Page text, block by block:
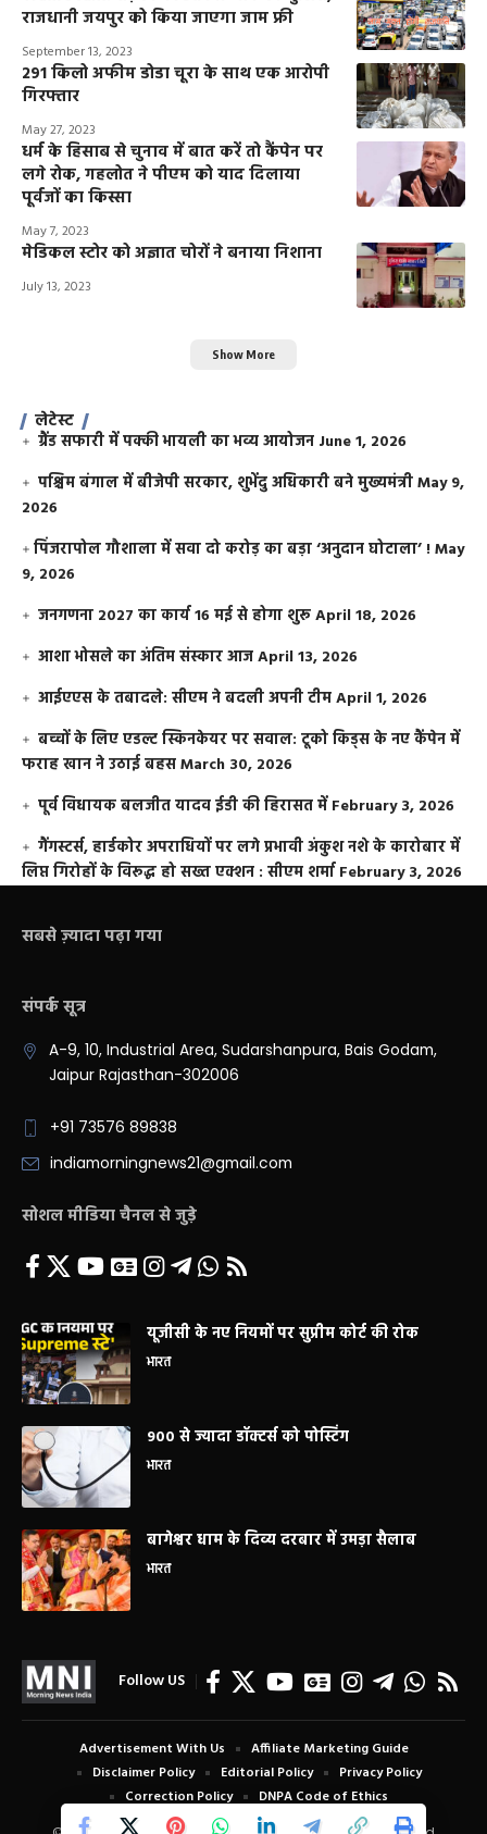
राजधानी जयपुर को किया जाएगा जाम फ्री
September 13, 2023
291 किलो अफीम डोडा चूरा के साथ एक आरोपी
गिरफ्तार
May 27, 2023
धर्म के हिसाब से चुनाव में बात करें तो कैंपेन पर
लगे रोक, गहलोत ने पीएम को याद दिलाया
पूर्वजों का किस्सा
May 7, 2023
मेडिकल स्टोर को अज्ञात चोरों ने बनाया निशाना
July 13, 2023
Show More
लेटेस्ट
ग्रैंड सफारी में पक्की भायली का भव्य आयोजन June 1, 2026
पश्चिम बंगाल में बीजेपी सरकार, शुभेंदु अधिकारी बने मुख्यमंत्रीMay 9,
2026
​पिंजरापोल गौशाला में सवा दो करोड़ का बड़ा ‘अनुदान घोटाला’ !May
9, 2026
जनगणना 2027 का कार्य 16 मई से होगा शुरूApril 18, 2026
आशा भोसले का अंतिम संस्कार आजApril 13, 2026
आईएएस के तबादले: सीएम ने बदली अपनी टीमApril 1, 2026
बच्चों के लिए एडल्ट स्किनकेयर पर सवाल: टूको किड्स के नए कैंपेन में
फराह खान ने उठाई बहसMarch 30, 2026
पूर्व विधायक बलजीत यादव ईडी की हिरासत में February 3, 2026
गैंगस्टर्स, हार्डकोर अपराधियों पर लगे प्रभावी अंकुश नशे के कारोबार में
लिप्त गिरोहों के विरूद्ध हो सख्त एक्शन : सीएम शर्मा February 3, 2026
सबसे ज़्यादा पढ़ा गया
संपर्क सूत्र
A-9, 10, Industrial Area, Sudarshanpura, Bais Godam,
Jaipur Rajasthan-302006
+91 73576 89838
indiamorningnews21@gmail.com
सोशल मीडिया चैनल से जुड़े
यूजीसी के नए नियमों पर सुप्रीम कोर्ट की रोक
भारत
900 से ज्यादा डॉक्टर्स को पोस्टिंग
भारत
बागेश्वर धाम के दिव्य दरबार में उमड़ा सैलाब
भारत
Follow US
Advertisement With Us
Affiliate Marketing Guide
Disclaimer Policy
Editorial Policy
Privacy Policy
Correction Policy
DNPA Code of Ethics